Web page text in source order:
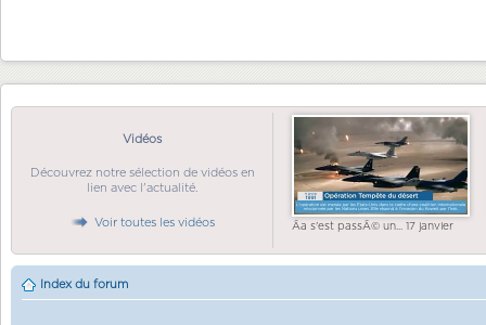
Vidéos
Découvrez notre sélection de vidéos en
lien avec l'actualité.
Voir toutes les vidéos Ãa s'est passÃ© un... 17 janvier
Index du forum